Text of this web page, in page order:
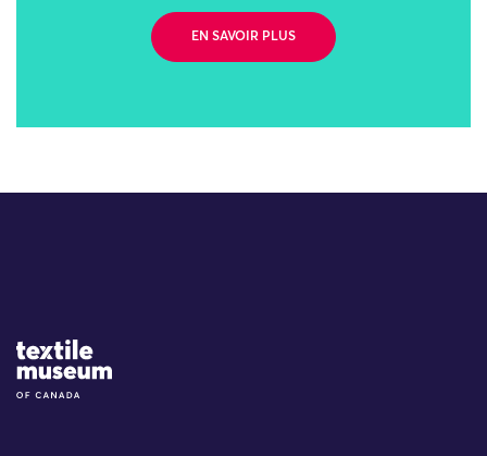
EN SAVOIR PLUS
Site Logo